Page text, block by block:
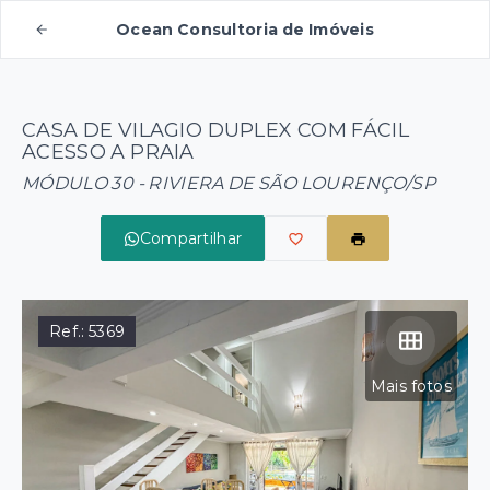
Ocean Consultoria de Imóveis
CASA DE VILAGIO DUPLEX COM FÁCIL
ACESSO A PRAIA
MÓDULO 30 - RIVIERA DE SÃO LOURENÇO/SP
Compartilhar
Mais fotos
Ref.:5369